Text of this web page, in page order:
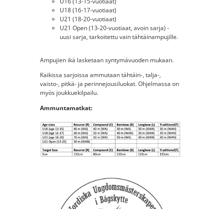
U18 (16-17-vuotiaat)
U21 (18-20-vuotiaat)
U21 Open (13-20-vuotiaat, avoin sarja) -
uusi sarja, tarkoitettu vain tähtäinampujille.
Ampujien ikä lasketaan syntymävuoden mukaan.
Kaikissa sarjoissa ammutaan tähtäin-, talja-,
vaisto-, pitkä- ja perinnejousiluokat. Ohjelmassa on
myös joukkuekilpailu.
Ammuntamatkat: